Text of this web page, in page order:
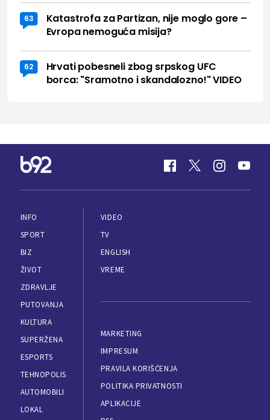
63
Katastrofa za Partizan, nije moglo gore –
Evropa nemoguća misija?
62
Hrvati pobesneli zbog srpskog UFC
borca: "Sramotno i skandalozno!" VIDEO
INFO
SPORT
BIZ
ŽIVOT
ZDRAVLJE
PUTOVANJA
KULTURA
SUPERŽENA
ESPORTS
TEHNOPOLIS
AUTOMOBILI
LOKAL
VIDEO
TV
ENGLISH
VREME
MARKETING
IMPRESUM
PRAVILA KORIŠĆENJA
POLITIKA PRIVATNOSTI
APLIKACIJE